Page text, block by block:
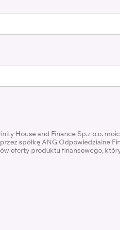
House and Finance Sp.z o.o.
spółkę ANG Odpowiedzialne
oferty produktu finansowego,